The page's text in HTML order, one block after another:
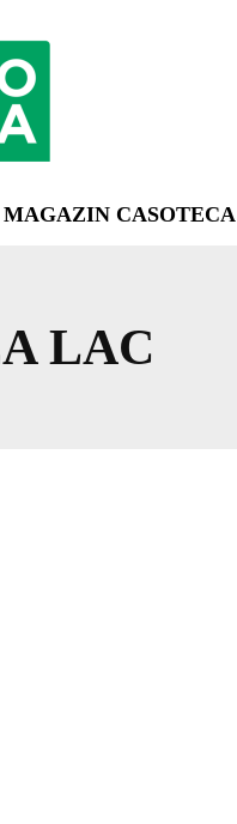
MAGAZIN CASOTECA
LAC